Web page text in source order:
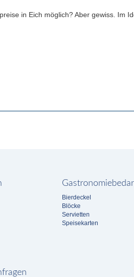
in Eich möglich? Aber gewiss. Im
Bierdeckel
Blöcke
Servietten
Speisekarten